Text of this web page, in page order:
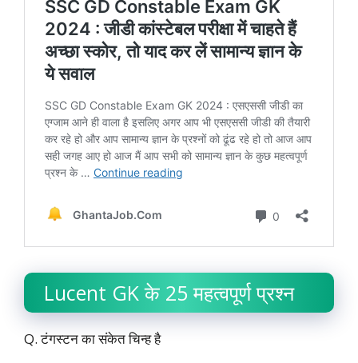
Lucent GK के 25 महत्वपूर्ण प्रश्न
Q. टंगस्टन का संकेत चिन्ह है